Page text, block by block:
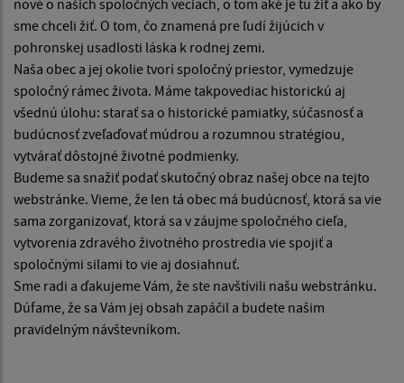
sme chceli žiť. O tom, čo znamená pre ľudí žijúcich v
pohronskej usadlosti láska k rodnej zemi.
Naša obec a jej okolie tvorí spoločný priestor, vymedzuje
spoločný rámec života. Máme takpovediac historickú aj
všednú úlohu: starať sa o historické pamiatky, súčasnosť a
budúcnosť zveľaďovať múdrou a rozumnou stratégiou,
vytvárať dôstojné životné podmienky.
Budeme sa snažiť podať skutočný obraz našej obce na tejto
webstránke. Vieme, že len tá obec má budúcnosť, ktorá sa vie
sama zorganizovať, ktorá sa v záujme spoločného cieľa,
vytvorenia zdravého životného prostredia vie spojiť a
spoločnými silami to vie aj dosiahnuť.
Sme radi a ďakujeme Vám, že ste navštívili našu webstránku.
Dúfame, že sa Vám jej obsah zapáčil a budete našim
pravidelným návštevníkom.